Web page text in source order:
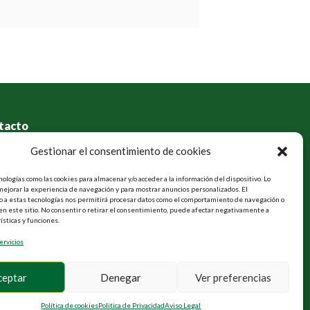
Gestionar el consentimiento de cookies
como las cookies para almacenar y/o acceder a la información del dispositivo. Lo
la experiencia de navegación y para mostrar anuncios personalizados. El
estas tecnologías nos permitirá procesar datos como el comportamiento de navegación o
este sitio. No consentir o retirar el consentimiento, puede afectar negativamente a
y funciones.
Denegar Ver preferencias
Política de cookiesPolitica de PrivacidadAviso Legal
Edificio Melior, 28006 Madrid